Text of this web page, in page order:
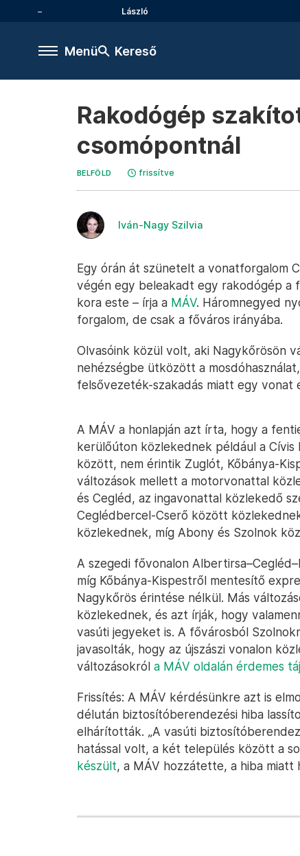
László
Menü Kereső
Rakodógép
csomópontnál
BELFÖLD frissítve
Iván-Nagy Szilvia
Egy órán át szünetelt a vonatforgalom
végén egy beleakadt egy rakodógép
kora este – írja a MÁV. Háromnegyed
forgalom, de csak a főváros irányába.
Olvasóink közül volt, aki Nagykőrösön
nehézségbe ütközött a
felsővezeték-szakadás miatt egy vonat
A MÁV a honlapján azt írta, hogy a
kerülőúton közlekednek például a
között, nem érintik Zuglót, Kőbánya-
változások mellett a motorvonattal
és Cegléd, az ingavonattal közlekedő
Ceglédbercel-Cserő között
közlekednek, míg Abony és Szolnok
A szegedi fővonalon
míg Kőbánya-Kispestről mentesítő
Nagykőrös érintése nélkül. Más
közlekednek, és azt írják, hogy
vasúti jegyeket is. A fővárosból
javasolták, hogy az újszászi vonalon
változásokról a MÁV oldalán érdemes
Frissítés: A MÁV kérdésünkre azt is
délután biztosítóberendezési hiba
elhárították. „A vasúti
hatással volt, a két település között a
készült, a MÁV hozzátette, a hiba miatt